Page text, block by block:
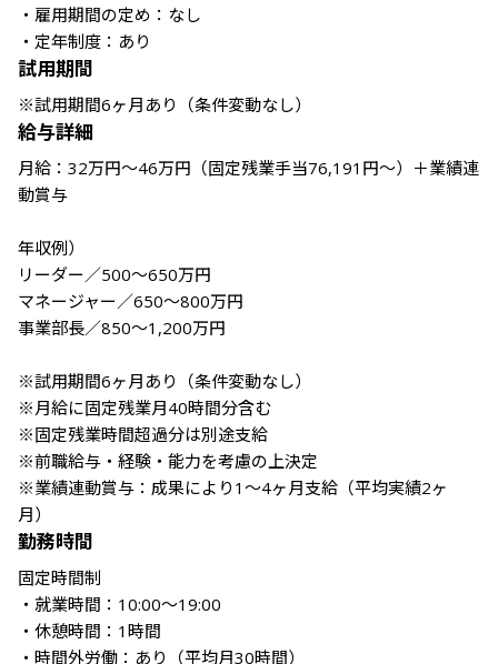
・雇用期間の定め：なし
・定年制度：あり
試用期間
※試用期間6ヶ月あり（条件変動なし）
給与詳細
月給：32万円～46万円（固定残業手当76,191円～）＋業績連
動賞与
年収例）
リーダー／500～650万円
マネージャー／650～800万円
事業部長／850～1,200万円
※試用期間6ヶ月あり（条件変動なし）
※月給に固定残業月40時間分含む
※固定残業時間超過分は別途支給
※前職給与・経験・能力を考慮の上決定
※業績連動賞与：成果により1～4ヶ月支給（平均実績2ヶ
月）
勤務時間
固定時間制
・就業時間：10:00～19:00
・休憩時間：1時間